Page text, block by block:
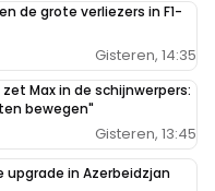
de grote verliezers in F1-
Gisteren, 14:35
Max in de schijnwerpers:
bewegen"
Gisteren, 13:45
upgrade in Azerbeidzjan